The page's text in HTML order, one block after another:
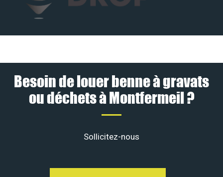
Besoin de louer benne à gravats
ou déchets à Montfermeil ?
Sollicitez-nous